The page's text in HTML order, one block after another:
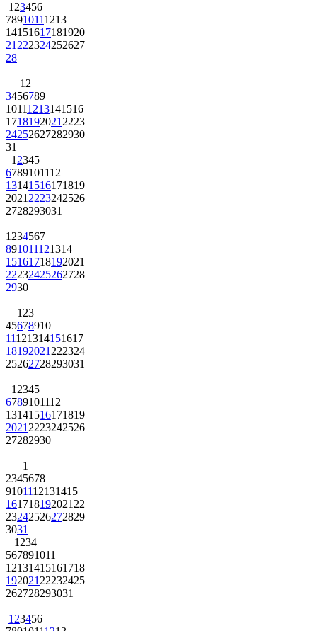
1 23456
78910111213
14151617181920
21 222324252627
28
1 2
3456789
10111213141516
1718192021 2223
24252627282930
31
1 2345
6789101112
13141516171819
2021 2223242526
2728293031
1 234567
891011121314
15161718192021
22232425262728
2930
1 23
45678910
11121314151617
18192021 222324
25262728293031
1 2345
6789101112
13141516171819
2021 2223242526
27282930
1
2345678
9101112131415
161718192021 22
23242526272829
3031
1 234
567891011
12131415161718
192021 22232425
262728293031
1 23456